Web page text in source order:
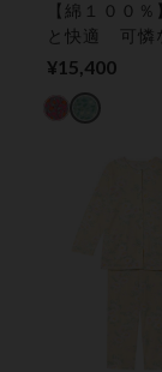
【綿１００％
と快適 可憐
ラワー／グラ
¥15,400